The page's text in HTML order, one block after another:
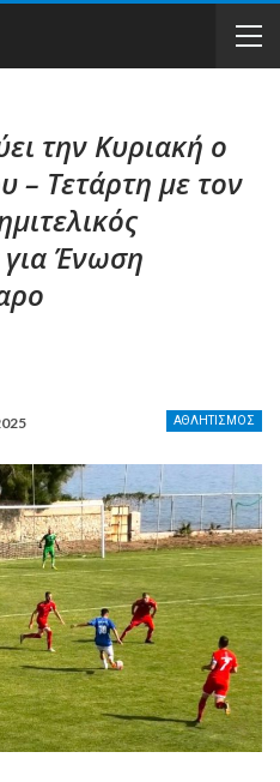
την Κυριακή ο
– Τετάρτη με τον
Ένωση
ΑΘΛΗΤΙΣΜΟΣ